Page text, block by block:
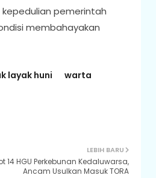
pemerintah
membahayakan
layak huni warta
LEBIH BARU
14 HGU Perkebunan Kedaluwarsa,
Ancam Usulkan Masuk TORA